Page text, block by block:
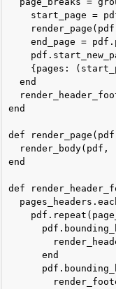
start_page =
end_page =
{pages:
  end
end
def
render_body(pdf,
end
def
      end